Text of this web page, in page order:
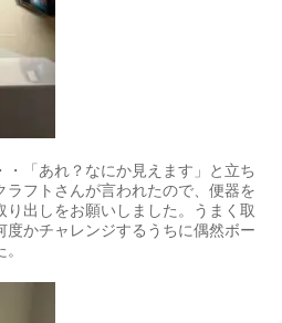
「あれ？なにか見えます」と立ち
ラフトさんが言われたので、便器を
出しをお願いしました。うまく取
度かチャレンジするうちに偶然ボー